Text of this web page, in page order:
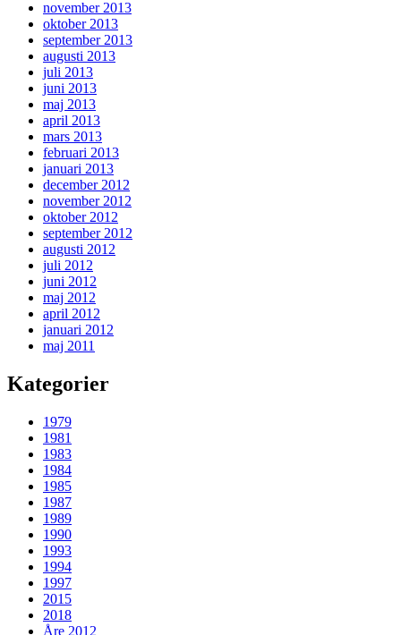
november 2013
oktober 2013
september 2013
augusti 2013
juli 2013
juni 2013
maj 2013
april 2013
mars 2013
februari 2013
januari 2013
december 2012
november 2012
oktober 2012
september 2012
augusti 2012
juli 2012
juni 2012
maj 2012
april 2012
januari 2012
maj 2011
Kategorier
1979
1981
1983
1984
1985
1987
1989
1990
1993
1994
1997
2015
2018
Åre 2012